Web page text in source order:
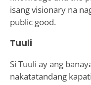
isang visionary na
public good.
Tuuli
Si Tuuli ay ang
nakatatandang